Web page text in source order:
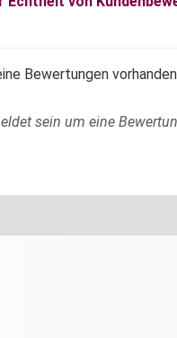
Bewertungen
sein um eine